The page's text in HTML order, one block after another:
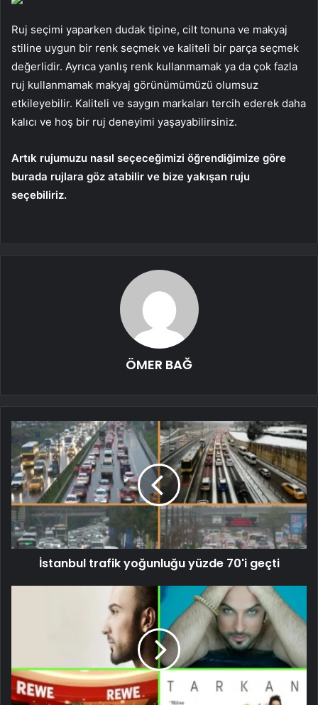
Ruj seçimi yaparken dudak tipine, cilt tonuna ve makyaj
stiline uygun bir renk seçmek ve kaliteli bir parça seçmek
değerlidir. Ayrıca yanlış renk kullanmamak ya da çok fazla
ruj kullanmamak makyaj görünümümüzü olumsuz
etkileyebilir. Kaliteli ve saygın markaları tercih ederek daha
kalıcı ve hoş bir ruj deneyimi yaşayabilirsiniz.
Artık rujumuzu nasıl seçeceğimizi öğrendiğimize göre
burada rujlara göz atabilir ve bize yakışan ruju
seçebiliriz.
ÖMER BAĞ
İstanbul trafik yoğunluğu yüzde 70'i geçti